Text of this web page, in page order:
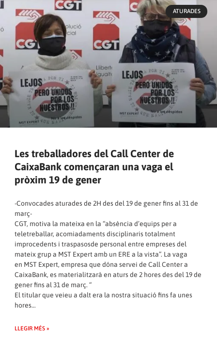
ATURADES
Les treballadores del Call Center de
CaixaBank començaran una vaga el
pròxim 19 de gener
-Convocades aturades de 2H des del 19 de gener fins al 31 de
març-
CGT, motiva la mateixa en la “absència d’equips per a
teletreballar, acomiadaments disciplinaris totalment
improcedents i traspasosde personal entre empreses del
mateix grup a MST Expert amb un ERE a la vista”. La vaga
en MST Expert, empresa que dóna servei de Call Center a
CaixaBank, es materialitzarà en aturs de 2 hores des del 19 de
gener fins al 31 de març. “
El titular que veieu a dalt era la nostra situació fins fa unes
hores…
LLEGIR MÉS »